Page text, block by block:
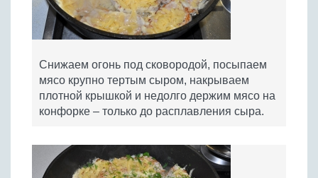
Снижаем огонь под сковородой, посыпаем
мясо крупно тертым сыром, накрываем
плотной крышкой и недолго держим мясо на
конфорке – только до расплавления сыра.